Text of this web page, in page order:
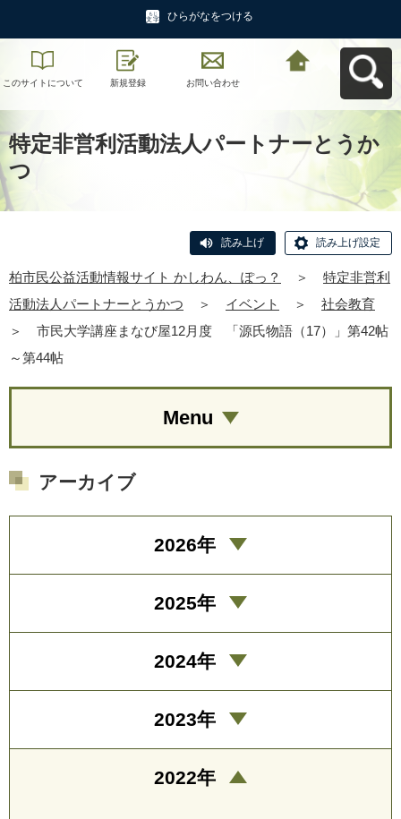
ひらがなをつける
このサイトについて 新規登録 お問い合わせ
特定非営利活動法人パートナーとうか
つ
読み上げ 読み上げ設定
柏市民公益活動情報サイト かしわん、ぽっ？ ＞
特定非営利
活動法人パートナーとうかつ
＞ イベント ＞
社会教育
＞
市民大学講座まなび屋12月度 「源氏物語（17）」第42帖
～第44帖
Menu
アーカイブ
2026年
2025年
2024年
2023年
2022年